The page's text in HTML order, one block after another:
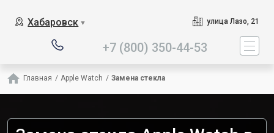
Хабаровск ▼ улица Лазо, 21
+7 (800) 350-44-53
Главная / Apple Watch / Замена стекла